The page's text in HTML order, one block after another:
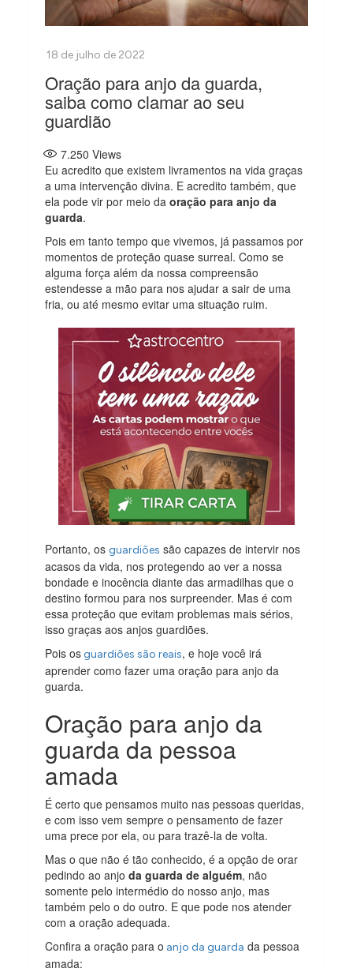
Oração para anjo da guarda,
saiba como clamar ao seu
guardião
7.250 Views
Eu acredito que existem livramentos na vida graças
a uma intervenção divina. E acredito também, que
ela pode vir por meio daoração para anjo da
guarda.
Pois em tanto tempo que vivemos, já passamos por
momentos de proteção quase surreal. Como se
alguma força além da nossa compreensão
estendesse a mão para nos ajudar a sair de uma
fria, ou até mesmo evitar uma situação ruim.
Portanto, osguardiões são capazes de intervir nos
acasos da vida, nos protegendo ao ver a nossa
bondade e inocência diante das armadilhas que o
destino formou para nos surpreender. Mas é com
essa proteção que evitam problemas mais sérios,
isso graças aos anjos guardiões.
Pois osguardiões são reais, e hoje você irá
aprender como fazer uma oração para anjo da
guarda.
Oração para anjo da
guarda da pessoa
amada
É certo que pensamos muito nas pessoas queridas,
e com isso vem sempre o pensamento de fazer
uma prece por ela, ou para trazê-la de volta.
Mas o que não é tão conhecido, é a opção de orar
pedindo ao anjoda guarda de alguém, não
somente pelo intermédio do nosso anjo, mas
também pelo o do outro. E que pode nos atender
com a oração adequada.
Confira a oração para o anjo da guarda da pessoa
amada: